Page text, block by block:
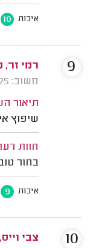
איכות 10
רמי זר,
משוב: 23/04/2025
תיאור
שיפוץ
חוות
בחור
איכות 9
9
צבי
10